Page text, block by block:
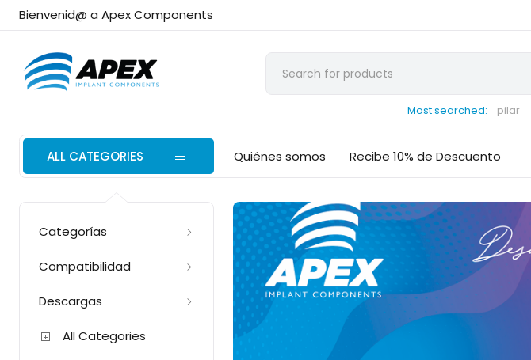
Bienvenid@ a Apex Components
Most searched: pilar
ALL CATEGORIES
Categorías
Compatibilidad
Descargas
All Categories
Quiénes somos Recibe 10% de Descuento